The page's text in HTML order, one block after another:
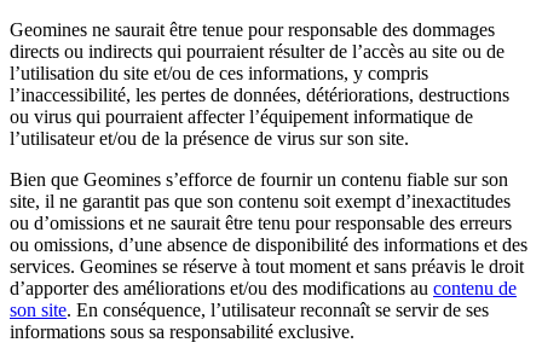
Geomines ne saurait être tenue pour responsable des dommages
directs ou indirects qui pourraient résulter de l’accès au site ou de
l’utilisation du site et/ou de ces informations, y compris
l’inaccessibilité, les pertes de données, détériorations, destructions
ou virus qui pourraient affecter l’équipement informatique de
l’utilisateur et/ou de la présence de virus sur son site.
Bien que Geomines s’efforce de fournir un contenu fiable sur son
site, il ne garantit pas que son contenu soit exempt d’inexactitudes
ou d’omissions et ne saurait être tenu pour responsable des erreurs
ou omissions, d’une absence de disponibilité des informations et des
services. Geomines se réserve à tout moment et sans préavis le droit
d’apporter des améliorations et/ou des modifications au contenu de
son site. En conséquence, l’utilisateur reconnaît se servir de ses
informations sous sa responsabilité exclusive.